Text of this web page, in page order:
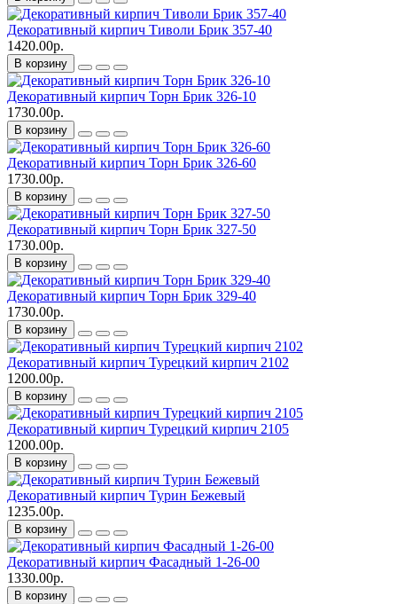
Декоративный кирпич Тиволи Брик 357-40
1420.00р.
В корзину
Декоративный кирпич Торн Брик 326-10
1730.00р.
В корзину
Декоративный кирпич Торн Брик 326-60
1730.00р.
В корзину
Декоративный кирпич Торн Брик 327-50
1730.00р.
В корзину
Декоративный кирпич Торн Брик 329-40
1730.00р.
В корзину
Декоративный кирпич Турецкий кирпич 2102
1200.00р.
В корзину
Декоративный кирпич Турецкий кирпич 2105
1200.00р.
В корзину
Декоративный кирпич Турин Бежевый
1235.00р.
В корзину
Декоративный кирпич Фасадный 1-26-00
1330.00р.
В корзину